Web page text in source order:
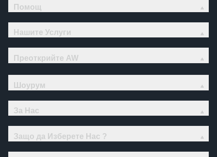
Помощ
Нашите Услуги
Преоткрийте AW
Шоурум
За Нас
Защо да Изберете Нас ?